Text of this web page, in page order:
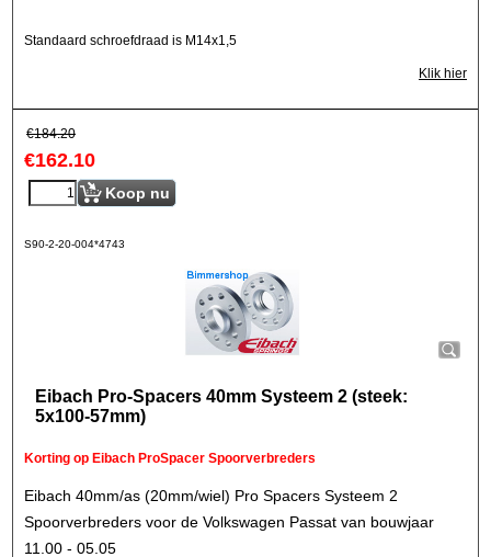
Standaard schroefdraad is M14x1,5
Klik hier
€184.20
€162.10
Koop nu
S90-2-20-004*4743
Eibach Pro-Spacers 40mm Systeem 2 (steek:
5x100-57mm)
Korting op Eibach ProSpacer Spoorverbreders
Eibach 40mm/as (20mm/wiel) Pro Spacers Systeem 2
Spoorverbreders voor de Volkswagen Passat van bouwjaar
11.00 - 05.05